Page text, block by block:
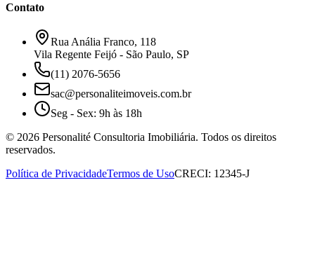
Contato
Rua Anália Franco, 118
Vila Regente Feijó - São Paulo, SP
(11) 2076-5656
sac@personaliteimoveis.com.br
Seg - Sex: 9h às 18h
© 2026 Personalité Consultoria Imobiliária. Todos os direitos
reservados.
Política de PrivacidadeTermos de UsoCRECI: 12345-J